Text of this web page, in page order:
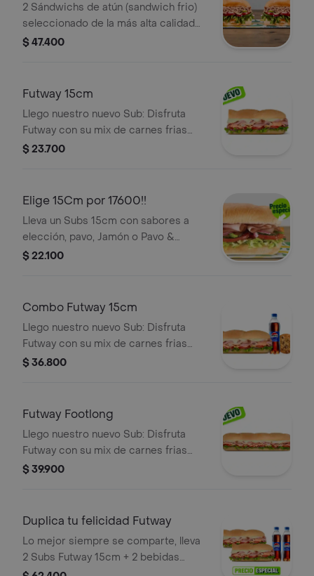
2 Sándwichs de atún (sandwich frio)
seleccionado de la más alta calidad
mezclado con mayonesa, escoge el
$ 47.400
Futway 15cm
Llego nuestro nuevo Sub: Disfruta
Futway con su mix de carnes frias
con tu selección de vegetales y
$ 23.700
Elige 15Cm por 17600!!
Lleva un Subs 15cm con sabores a
elección, pavo, Jamón o Pavo &
Jamón.
$ 22.100
Combo Futway 15cm
Llego nuestro nuevo Sub: Disfruta
Futway con su mix de carnes frias
con tu selección de vegetales y
$ 36.800
Futway Footlong
Llego nuestro nuevo Sub: Disfruta
Futway con su mix de carnes frias
con tu selección de vegetales y
$ 39.900
Duplica tu felicidad Futway
Lo mejor siempre se comparte, lleva
2 Subs Futway 15cm + 2 bebidas